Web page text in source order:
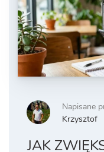
Napisane
Krzysztof
JAK